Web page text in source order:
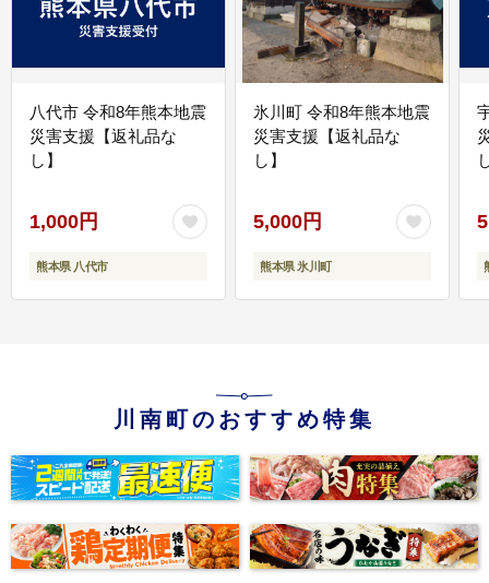
八代市 令和8年熊本地震
災害支援【返礼品な
し】
1,000円
熊本県 八代市
氷川町 令和8年熊本地震
災害支援【返礼品な
し】
5,000円
熊本県 氷川町
川南町のおすすめ特集